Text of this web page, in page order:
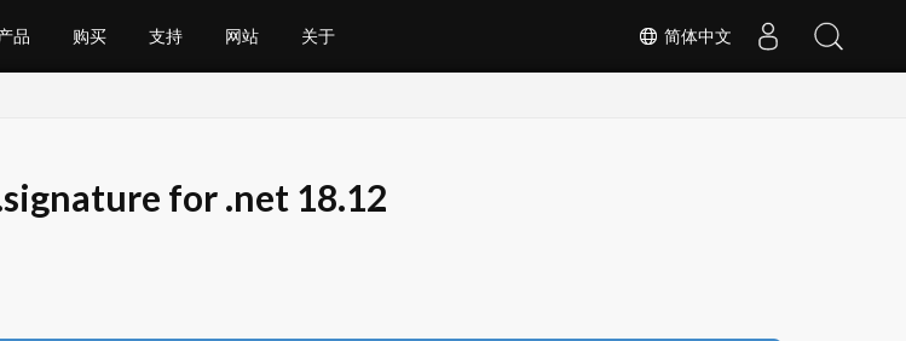
简体中文
品 购买 支持 网站 关于
for .net 18.12